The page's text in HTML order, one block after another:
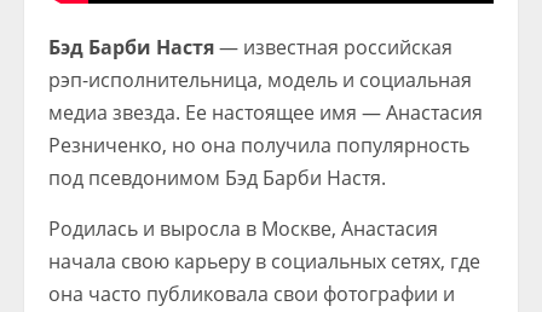
Бэд Барби Настя— известная российская
рэп-исполнительница, модель и социальная
медиа звезда. Ее настоящее имя — Анастасия
Резниченко, но она получила популярность
под псевдонимом Бэд Барби Настя.
Родилась и выросла в Москве, Анастасия
начала свою карьеру в социальных сетях, где
она часто публиковала свои фотографии и